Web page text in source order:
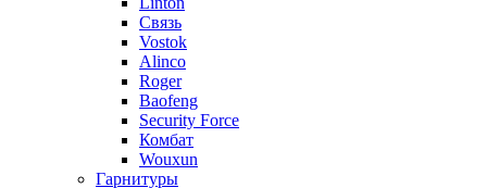
Связь
Vostok
Alinco
Roger
Baofeng
Security Force
Комбат
Wouxun
Гарнитуры